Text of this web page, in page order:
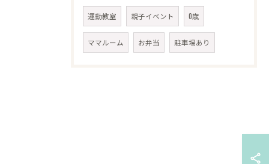
運動教室 親子イベント 0歳
ママルーム お弁当 駐車場あり